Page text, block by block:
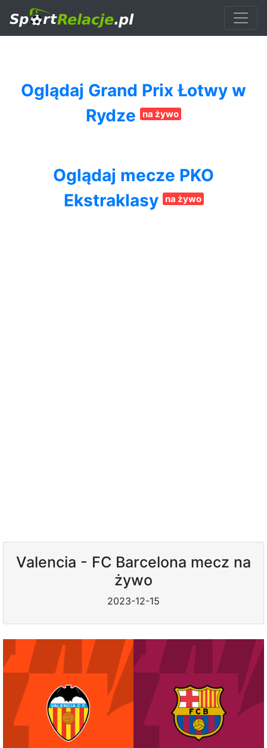
Oglądaj Grand Prix Łotwy w
Rydze
na żywo
Oglądaj mecze PKO
Ekstraklasy
na żywo
Valencia - FC Barcelona mecz na
żywo
2023-12-15